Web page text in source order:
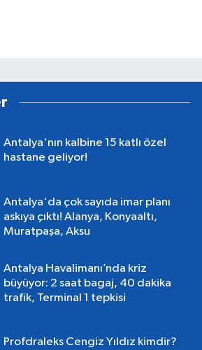
Antalya'nın kalbine 15 katlı özel
hastane geliyor!
Antalya'da çok sayıda imar planı
askıya çıktı! Alanya, Konyaaltı,
Muratpaşa, Aksu
Antalya Havalimanı’nda kriz
büyüyor: 2 saat bagaj, 40 dakika
trafik, Terminal 1 tepkisi
Profdraleks Cengiz Yıldız kimdir?